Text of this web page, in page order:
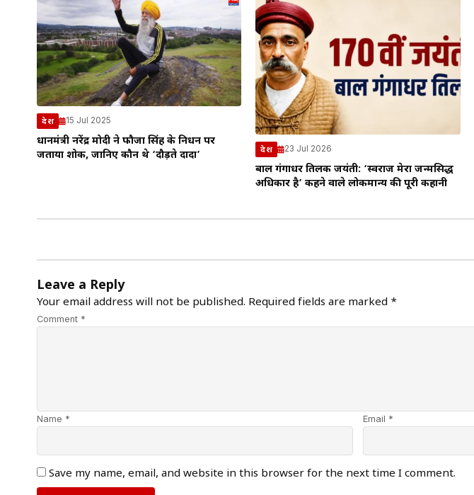
देश 15 Jul 2025
प्रधानमंत्री नरेंद्र मोदी ने फौजा सिंह के निधन पर
जताया शोक, जानिए कौन थे ‘दौड़ते दादा’
देश 23 Jul 2026
बाल गंगाधर तिलक जयंती: ‘स्वराज मेरा जन्मसिद्ध
अधिकार है’ कहने वाले लोकमान्य की पूरी कहानी
Leave a Reply
Your email address will not be published. Required fields are marked *
Comment *
Name * Email *
Save my name, email, and website in this browser for the next time I comment.